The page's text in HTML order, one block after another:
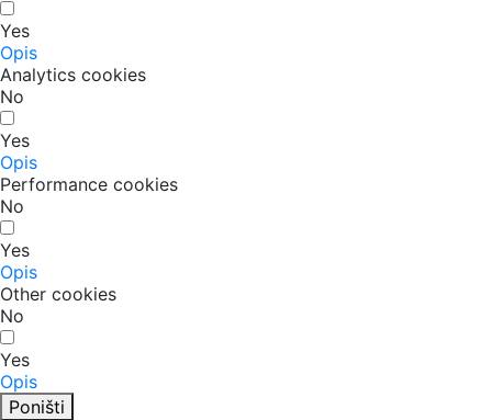
Yes
Opis
Analytics cookies
No
Yes
Opis
Performance cookies
No
Yes
Opis
Other cookies
No
Yes
Opis
Poništi